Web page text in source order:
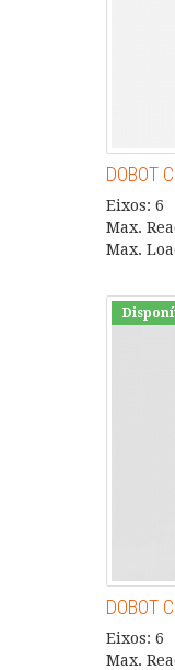
DOBOT
Eixos: 6
Max.
Max.
DOBOT
Eixos: 6
Max.